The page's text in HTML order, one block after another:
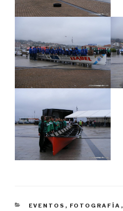
CATEGORIES
EVENTOS , FOTOGRAFÍA ,